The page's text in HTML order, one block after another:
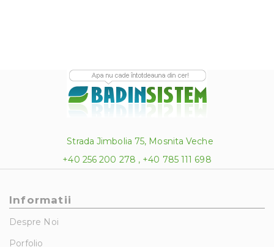
Strada Jimbolia 75, Mosnita Veche
+40 256 200 278 , +40 785 111 698
Informatii
Despre Noi
Porfolio